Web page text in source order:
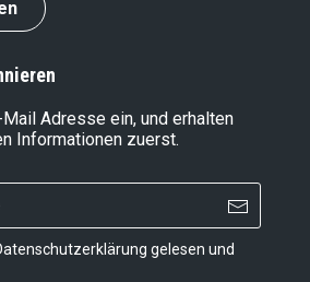
Adresse ein, und erhalten
Informationen zuerst.
gelesen und